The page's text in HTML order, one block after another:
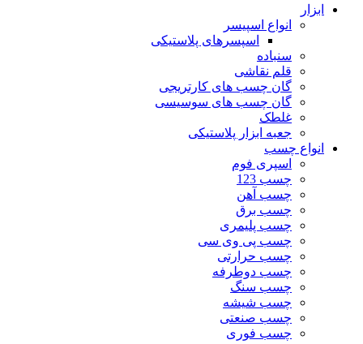
ابزار
انواع اسپیسر
اسپسرهای پلاستیکی
سنباده
قلم نقاشی
گان چسب های کارتریجی
گان چسب های سوسیسی
غلطک
جعبه ابزار پلاستیکی
انواع چسب
اسپری فوم
چسب 123
چسب آهن
چسب برق
چسب پلیمری
چسب پی وی سی
چسب حرارتی
چسب دوطرفه
چسب سنگ
چسب شیشه
چسب صنعتی
چسب فوری